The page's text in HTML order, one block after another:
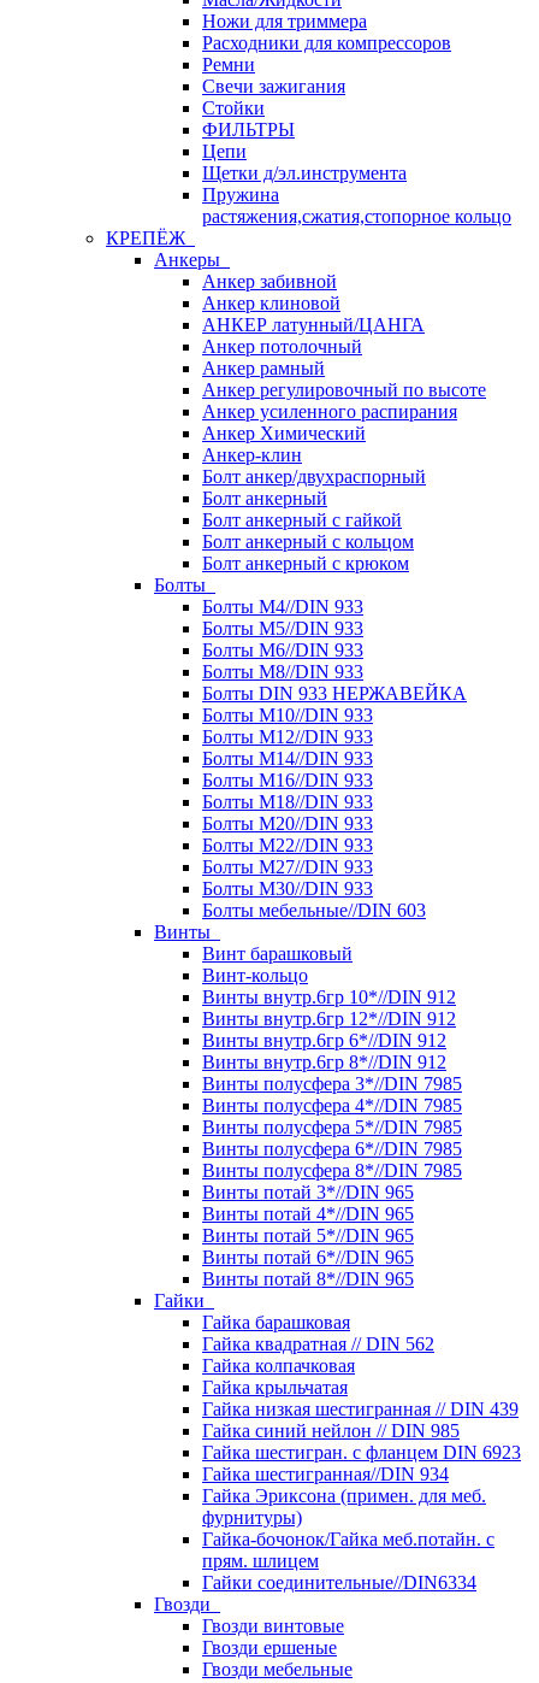
Ножи для триммера
Расходники для компрессоров
Ремни
Свечи зажигания
Стойки
ФИЛЬТРЫ
Цепи
Щетки д/эл.инструмента
Пружина
растяжения,сжатия,стопорное кольцо
КРЕПЁЖ
Анкеры
Анкер забивной
Анкер клиновой
АНКЕР латунный/ЦАНГА
Анкер потолочный
Анкер рамный
Анкер регулировочный по высоте
Анкер усиленного распирания
Анкер Химический
Анкер-клин
Болт анкер/двухраспорный
Болт анкерный
Болт анкерный с гайкой
Болт анкерный с кольцом
Болт анкерный с крюком
Болты
Болты М4//DIN 933
Болты М5//DIN 933
Болты М6//DIN 933
Болты М8//DIN 933
Болты DIN 933 НЕРЖАВЕЙКА
Болты М10//DIN 933
Болты М12//DIN 933
Болты М14//DIN 933
Болты М16//DIN 933
Болты М18//DIN 933
Болты М20//DIN 933
Болты М22//DIN 933
Болты М27//DIN 933
Болты М30//DIN 933
Болты мебельные//DIN 603
Винты
Винт барашковый
Винт-кольцо
Винты внутр.6гр 10*//DIN 912
Винты внутр.6гр 12*//DIN 912
Винты внутр.6гр 6*//DIN 912
Винты внутр.6гр 8*//DIN 912
Винты полусфера 3*//DIN 7985
Винты полусфера 4*//DIN 7985
Винты полусфера 5*//DIN 7985
Винты полусфера 6*//DIN 7985
Винты полусфера 8*//DIN 7985
Винты потай 3*//DIN 965
Винты потай 4*//DIN 965
Винты потай 5*//DIN 965
Винты потай 6*//DIN 965
Винты потай 8*//DIN 965
Гайки
Гайка барашковая
Гайка квадратная // DIN 562
Гайка колпачковая
Гайка крыльчатая
Гайка низкая шестигранная // DIN 439
Гайка синий нейлон // DIN 985
Гайка шестигран. с фланцем DIN 6923
Гайка шестигранная//DIN 934
Гайка Эриксона (примен. для меб.
фурнитуры)
Гайка-бочонок/Гайка меб.потайн. с
прям. шлицем
Гайки соединительные//DIN6334
Гвозди
Гвозди винтовые
Гвозди ершеные
Гвозди мебельные